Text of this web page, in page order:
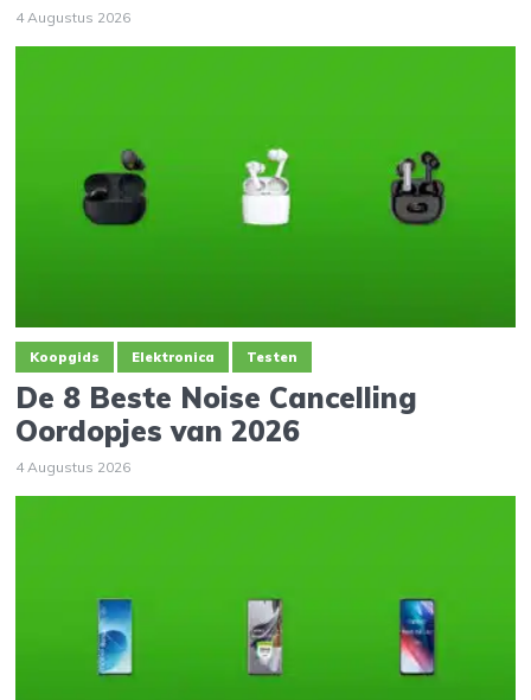
4 Augustus 2026
Koopgids Elektronica Testen
De 8 Beste Noise Cancelling
Oordopjes van 2026
4 Augustus 2026